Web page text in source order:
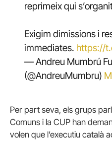
reprimeix qui
Exigim dimissions i
immediates. https://
— Andreu Mumbrú
(@AndreuMumbru)
Per part seva, els grups
Comuns i la CUP han
volen que l’executiu català